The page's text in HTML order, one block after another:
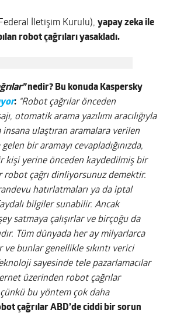
İletişim Kurulu),yapay zeka ile
robot çağrıları yasakladı.
nedir? Bu konuda Kaspersky
: “Robot çağrılar önceden
otomatik arama yazılımı aracılığıyla
ulaştıran aramalara verilen
bir aramayı cevapladığınızda,
kişi yerine önceden kaydedilmiş bir
robot çağrı dinliyorsunuz demektir.
hatırlatmaları ya da iptal
bilgiler sunabilir. Ancak
satmaya çalışırlar ve birçoğu da
Tüm dünyada her ay milyarlarca
ve bunlar genellikle sıkıntı verici
sayesinde tele pazarlamacılar
üzerinden robot çağrılar
bu yöntem çok daha
çağrılar ABD’de ciddi bir sorun